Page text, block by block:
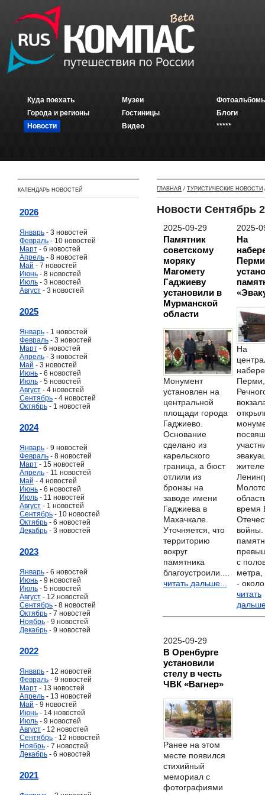
Куда поехать
Города и регионы
Новости
Музеи
Гостиницы
Видео
Блоги
*****
КАЛЕНДАРЬ НОВОСТЕЙ
2026
Январь - 3 новостей
Февраль - 10 новостей
Март - 6 новостей
Апрель - 8 новостей
Май - 7 новостей
Июнь - 8 новостей
Июль - 3 новостей
Август - 3 новостей
2025
Январь - 1 новостей
Февраль - 3 новостей
Март - 6 новостей
Апрель - 3 новостей
Май - 3 новостей
Июнь - 6 новостей
Июль - 5 новостей
Август - 4 новостей
Сентябрь - 4 новостей
Октябрь - 1 новостей
2024
Январь - 9 новостей
Февраль - 8 новостей
Март - 15 новостей
Апрель - 11 новостей
Май - 4 новостей
Июнь - 6 новостей
Июль - 11 новостей
Август - 1 новостей
Сентябрь - 10 новостей
Октябрь - 6 новостей
Декабрь - 3 новостей
2023
Январь - 6 новостей
Июнь - 9 новостей
Июль - 5 новостей
Август - 12 новостей
Сентябрь - 8 новостей
Октябрь - 7 новостей
Ноябрь - 9 новостей
Декабрь - 9 новостей
2022
Январь - 12 новостей
Февраль - 9 новостей
Март - 13 новостей
Апрель - 13 новостей
Май - 9 новостей
Июнь - 14 новостей
Июль - 9 новостей
Август - 12 новостей
Сентябрь - 12 новостей
Ноябрь - 7 новостей
Декабрь - 6 новостей
2021
ГЛАВНАЯ / ТУРИСТИЧЕСКИЕ НОВОСТИ
Новости Сентябрь
2025-09-29
Памятник
советскому
моряку
Магомету
Гаджиеву
установили в
Мурманской
области
Монумент
установлен на
центральной
площади города
Гаджиево.
Основание
сделано из
карельского
граница, а бюст
отлили из
бронзы на
заводе имени
Гаджиева в
Махачкале.
Уточняется, что
территорию
вокруг
памятника
благоустроили....
читать дальше...
2025-
На
Перми
На
время
с
метра,
-
читать
2025-09-29
В Оренбурге
установили
стелу в честь
ЧВК «Вагнер»
Ранее на этом
месте появился
стихийный
мемориал с
фотографиями